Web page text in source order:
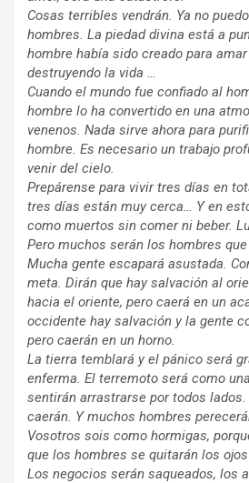
Cosas terribles vendrán. Ya no
hombres. La piedad divina está a
hombre había sido creado para
destruyendo la vida …
Cuando el mundo fue confiado al
hombre lo ha convertido en una
venenos. Nada sirve ahora para
hombre. Es necesario un trabajo
venir del cielo.
Prepárense para vivir tres días en
tres días están muy cerca… Y en
como muertos sin comer ni beber.
Pero muchos serán los hombres que
Mucha gente escapará asustada.
meta. Dirán que hay salvación al
hacia el oriente, pero caerá en un
occidente hay salvación y la gente
pero caerán en un horno.
La tierra temblará y el pánico será
enferma. El terremoto será como
sentirán arrastrarse por todos
caerán. Y muchos hombres
Vosotros sois como hormigas,
que los hombres se quitarán los
Los negocios serán saqueados, los